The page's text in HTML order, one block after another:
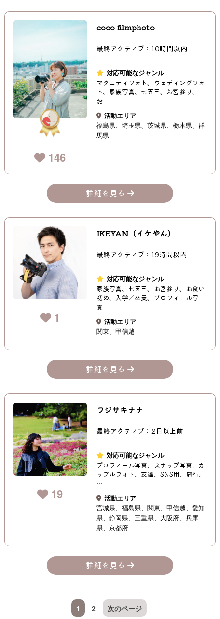
146
coco filmphoto
最終アクティブ：10時間以内
対応可能なジャンル
マタニティフォト、ウェディングフォ
ト、家族写真、七五三、お宮参り、
お…
活動エリア
福島県
埼玉県 茨城県 栃木県
群
馬県
詳細を見る
1
IKEYAN（イケやん）
最終アクティブ：19時間以内
対応可能なジャンル
家族写真、七五三、お宮参り、お食い
初め、入学／卒業、プロフィール写
真…
活動エリア
関東
甲信越
詳細を見る
19
フジサキナナ
最終アクティブ：2日以上前
対応可能なジャンル
プロフィール写真、スナップ写真、カ
ップルフォト、友達、SNS用、旅行、
…
活動エリア
宮城県
福島県 関東 甲信越
愛知
県
静岡県 三重県 大阪府
兵庫
県
京都府
詳細を見る
1 2 次のページ